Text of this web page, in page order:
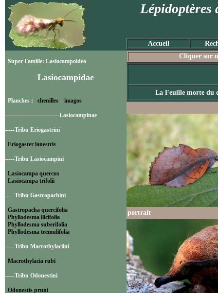
Lépidoptères
Accueil
Super Famille: Lasiocampoidea
Lasiocampidae
Planches : chenilles imagos
----------------------------Lasiocampinae
-----Tribu Eriogastrini
Eriogaster lanestris
-----Tribu Lasiocampini
Lasiocampa quercus
Lasiocampa trifolii
-----Tribu Gastropachini
Gastropacha quercifolia
Phyllodesma ilicifolia
Phyllodesma suberifolia
Phyllodesma tremulifolia
-----Tribu Macrothylaciini
Macrothylacia rubi
-----Tribu Odonestini
Odonestis pruni
Cliquer sur
La Feuille morte du
portrait